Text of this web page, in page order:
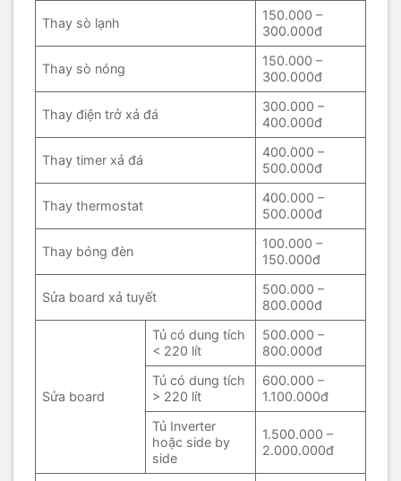
Thay sò lạnh
150.000 –
300.000đ
Thay sò nóng
150.000 –
300.000đ
Thay điện trở xả đá
300.000 –
400.000đ
Thay timer xả đá
400.000 –
500.000đ
Thay thermostat
400.000 –
500.000đ
Thay bóng đèn
100.000 –
150.000đ
Sửa board xả tuyết
500.000 –
800.000đ
Sửa board
Tủ có dung tích
< 220 lít
500.000 –
800.000đ
Tủ có dung tích
> 220 lít
600.000 –
1.100.000đ
Tủ Inverter
hoặc side by
side
1.500.000 –
2.000.000đ